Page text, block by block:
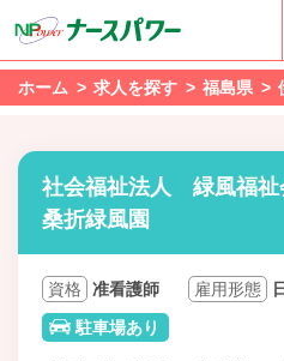
ホーム 求人を探す 福島県
社会福祉法人 緑風福
桑折緑風園
資格 准看護師 雇用形態
駐車場あり